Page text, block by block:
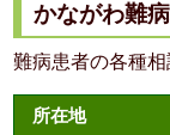
かながわ難
難病患者の各種相
所在地